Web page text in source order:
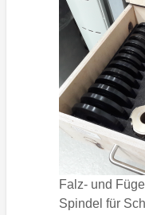
Falz- und
Spindel für